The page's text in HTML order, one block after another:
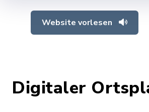
Website vorlesen
Digitaler